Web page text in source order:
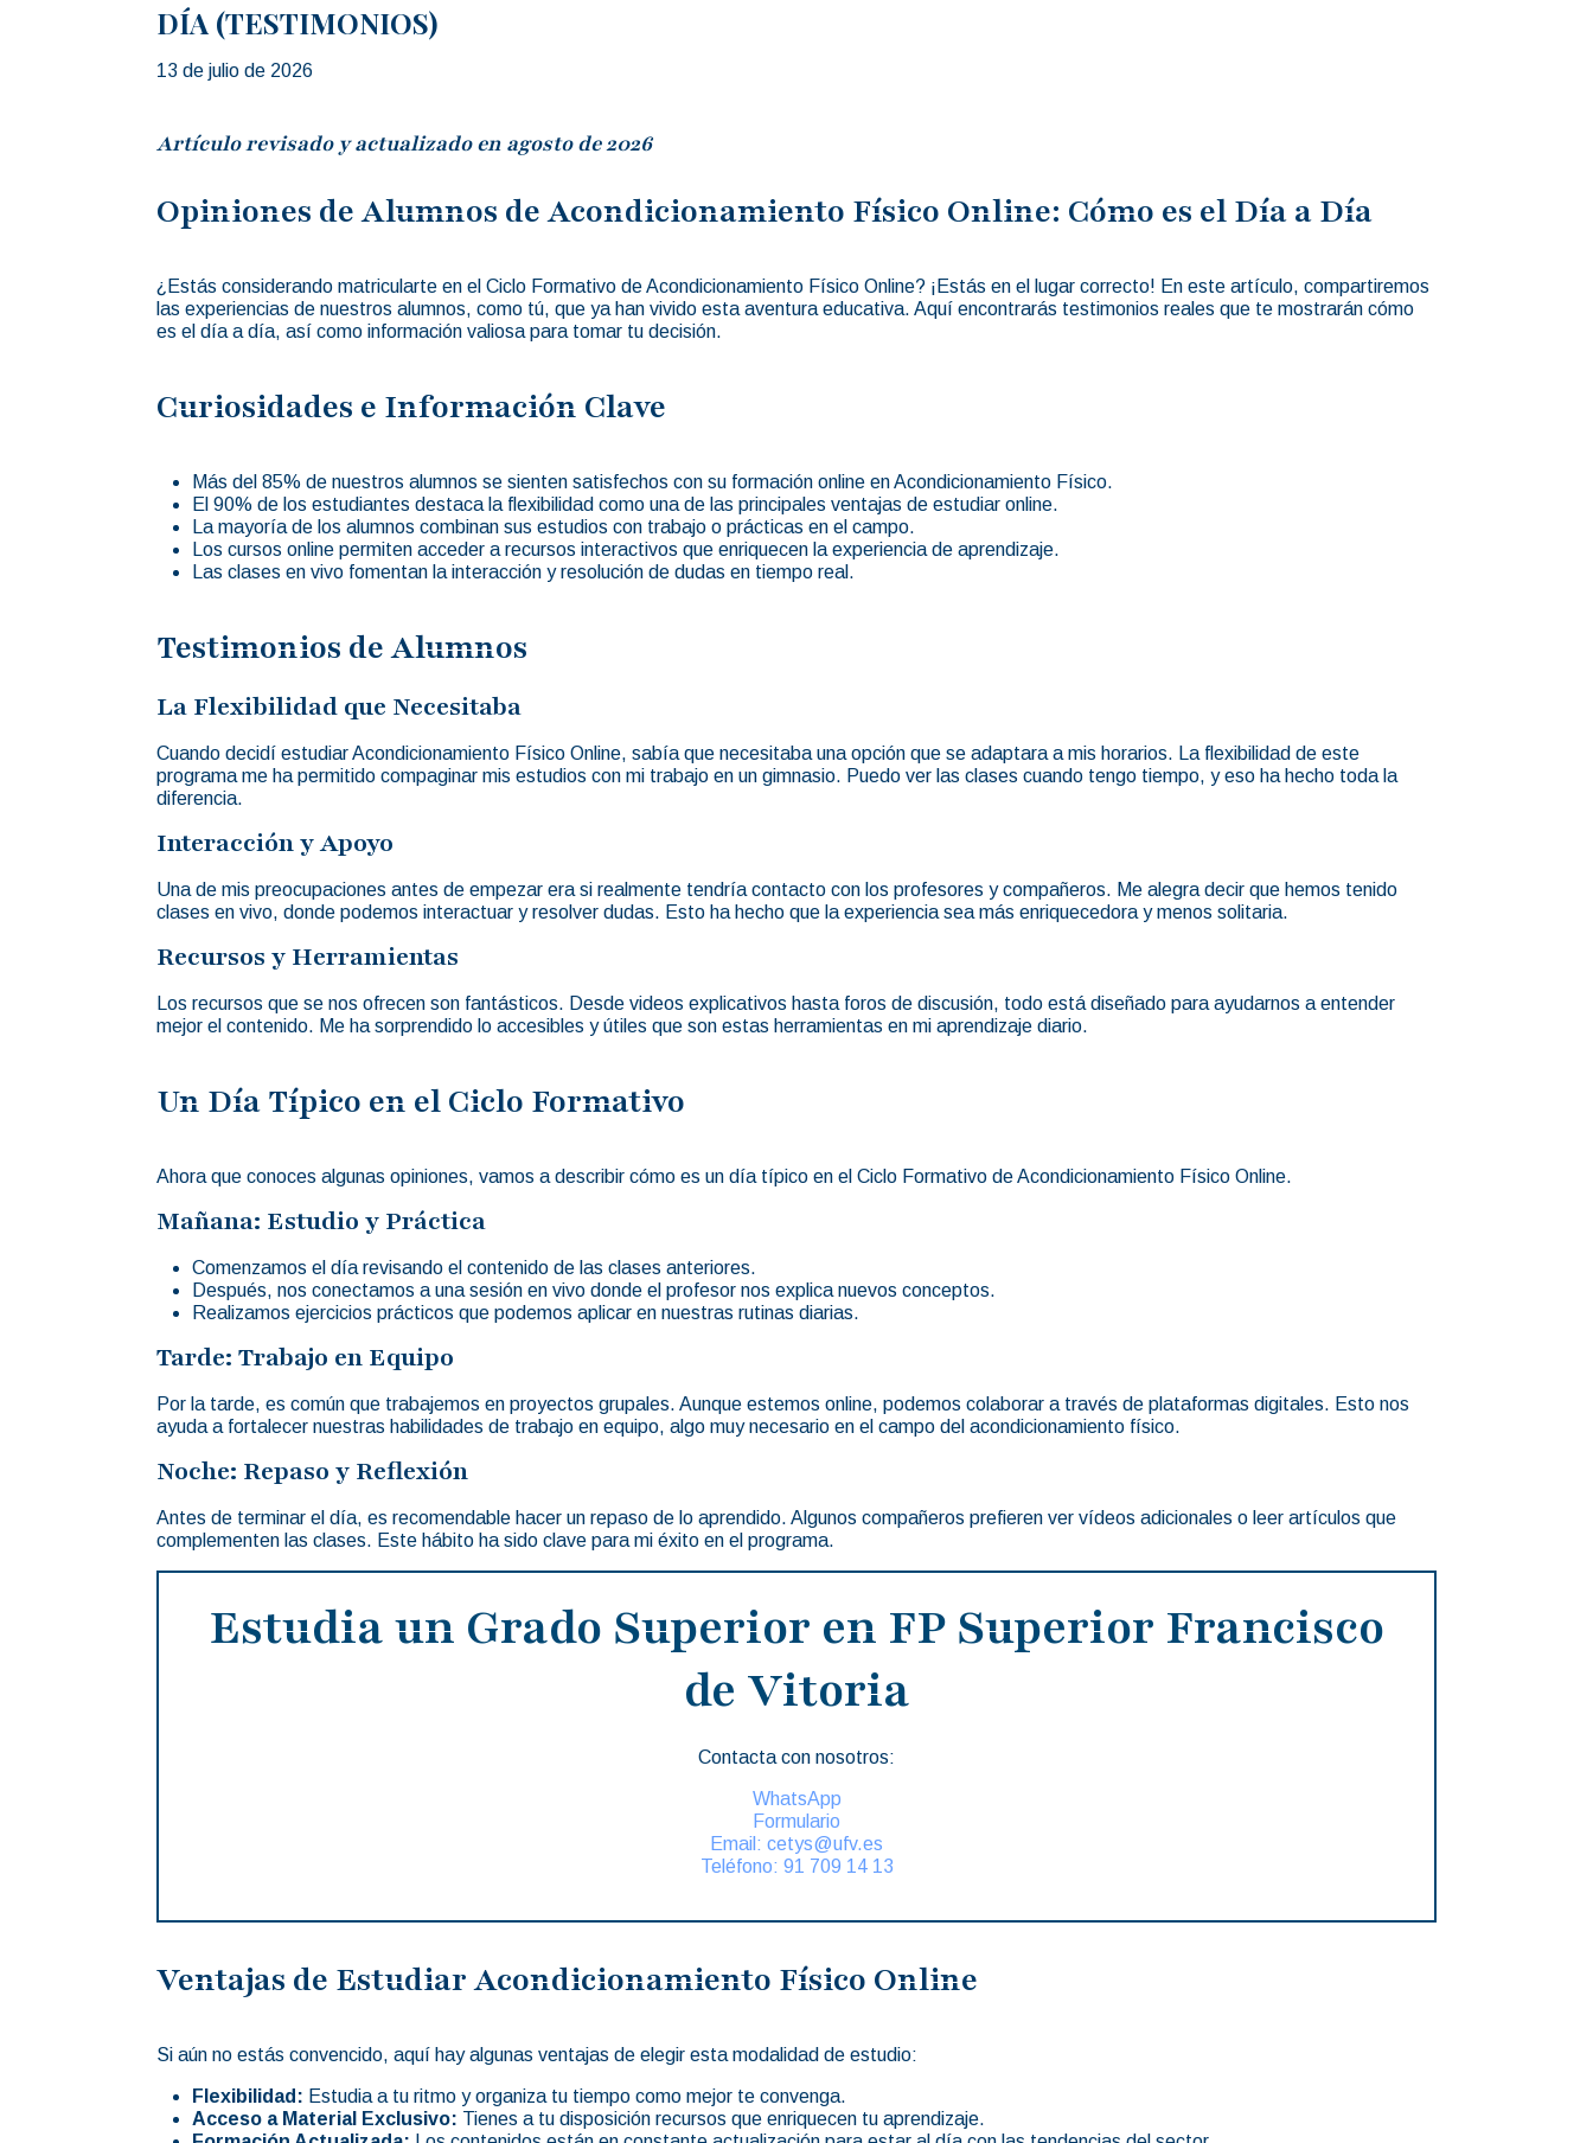
DÍA (TESTIMONIOS)
13 de julio de 2026
Artículo revisado y actualizado en agosto de 2026
Opiniones de Alumnos de Acondicionamiento Físico Online: Cómo es el Día a Día
¿Estás considerando matricularte en el Ciclo Formativo de Acondicionamiento Físico Online? ¡Estás en el lugar correcto! En este artículo, compartiremos
las experiencias de nuestros alumnos, como tú, que ya han vivido esta aventura educativa. Aquí encontrarás testimonios reales que te mostrarán cómo
es el día a día, así como información valiosa para tomar tu decisión.
Curiosidades e Información Clave
Más del 85% de nuestros alumnos se sienten satisfechos con su formación online en Acondicionamiento Físico.
El 90% de los estudiantes destaca la flexibilidad como una de las principales ventajas de estudiar online.
La mayoría de los alumnos combinan sus estudios con trabajo o prácticas en el campo.
Los cursos online permiten acceder a recursos interactivos que enriquecen la experiencia de aprendizaje.
Las clases en vivo fomentan la interacción y resolución de dudas en tiempo real.
Testimonios de Alumnos
La Flexibilidad que Necesitaba
Cuando decidí estudiar Acondicionamiento Físico Online, sabía que necesitaba una opción que se adaptara a mis horarios. La flexibilidad de este
programa me ha permitido compaginar mis estudios con mi trabajo en un gimnasio. Puedo ver las clases cuando tengo tiempo, y eso ha hecho toda la
diferencia.
Interacción y Apoyo
Una de mis preocupaciones antes de empezar era si realmente tendría contacto con los profesores y compañeros. Me alegra decir que hemos tenido
clases en vivo, donde podemos interactuar y resolver dudas. Esto ha hecho que la experiencia sea más enriquecedora y menos solitaria.
Recursos y Herramientas
Los recursos que se nos ofrecen son fantásticos. Desde videos explicativos hasta foros de discusión, todo está diseñado para ayudarnos a entender
mejor el contenido. Me ha sorprendido lo accesibles y útiles que son estas herramientas en mi aprendizaje diario.
Un Día Típico en el Ciclo Formativo
Ahora que conoces algunas opiniones, vamos a describir cómo es un día típico en el Ciclo Formativo de Acondicionamiento Físico Online.
Mañana: Estudio y Práctica
Comenzamos el día revisando el contenido de las clases anteriores.
Después, nos conectamos a una sesión en vivo donde el profesor nos explica nuevos conceptos.
Realizamos ejercicios prácticos que podemos aplicar en nuestras rutinas diarias.
Tarde: Trabajo en Equipo
Por la tarde, es común que trabajemos en proyectos grupales. Aunque estemos online, podemos colaborar a través de plataformas digitales. Esto nos
ayuda a fortalecer nuestras habilidades de trabajo en equipo, algo muy necesario en el campo del acondicionamiento físico.
Noche: Repaso y Reflexión
Antes de terminar el día, es recomendable hacer un repaso de lo aprendido. Algunos compañeros prefieren ver vídeos adicionales o leer artículos que
complementen las clases. Este hábito ha sido clave para mi éxito en el programa.
Estudia un Grado Superior en FP Superior Francisco
de Vitoria
Contacta con nosotros:
WhatsApp
Formulario
Email: cetys@ufv.es
Teléfono: 91 709 14 13
Ventajas de Estudiar Acondicionamiento Físico Online
Si aún no estás convencido, aquí hay algunas ventajas de elegir esta modalidad de estudio:
Flexibilidad: Estudia a tu ritmo y organiza tu tiempo como mejor te convenga.
Acceso a Material Exclusivo: Tienes a tu disposición recursos que enriquecen tu aprendizaje.